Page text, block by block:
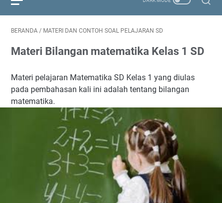
BERANDA / MATERI DAN CONTOH SOAL PELAJARAN SD
Materi Bilangan matematika Kelas 1 SD
Materi pelajaran Matematika SD Kelas 1 yang diulas
pada pembahasan kali ini adalah tentang bilangan
matematika.